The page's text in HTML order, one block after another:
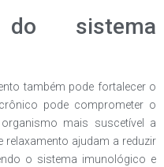
do sistema
também pode fortalecer o
pode comprometer o
mais suscetível a
relaxamento ajudam a reduzir
o sistema imunológico e